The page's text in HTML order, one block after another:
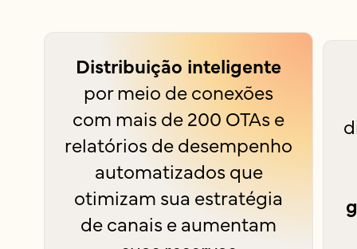
Distribuição inteligente
por meio de conexões
com mais de 200 OTAs e
relatórios de desempenho
automatizados que
otimizam sua estratégia
de canais e aumentam